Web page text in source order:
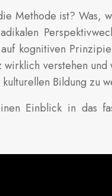
ist? Was,
kognitiven
verstehen
Bildung zu
Einblick in das